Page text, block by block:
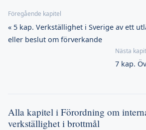
« 5 kap. Verkställighet i Sverige av ett
eller beslut om förverkande
7 kap.
Alla kapitel i Förordning om
verkställighet i brottmål